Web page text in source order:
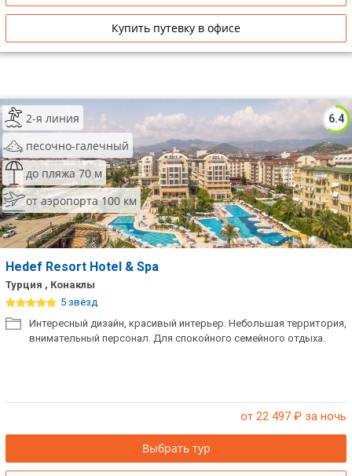
Купить путевку в офисе
6.4
2-я линия
песочно-галечный
до пляжа 70 м
от аэропорта 100 км
Hedef Resort Hotel & Spa
Турция , Конаклы
5 звёзд
Интересный дизайн, красивый интерьер. Небольшая территория,
внимательный персонал. Для спокойного семейного отдыха.
от 22 497 ₽ за ночь
Выбрать тур